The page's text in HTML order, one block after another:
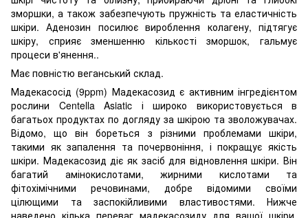
зморшки, а також забезпечують пружність та еластичність
шкіри. Аденозин посилює вироблення колагену, підтягує
шкіру, сприяє зменшенню кількості зморшок, гальмує
процеси в'янення..
Має повністю веганський склад.
Мадекасосід (9ppm) Мадекасозид є активним інгредієнтом
рослини Centella Asiatic і широко використовується в
багатьох продуктах по догляду за шкірою та зволожувачах.
Відомо, що він бореться з різними проблемами шкіри,
такими як запалення та почервоніння, і покращує якість
шкіри. Мадекасозид діє як засіб для відновлення шкіри. Він
багатий амінокислотами, жирними кислотами та
фітохімічними речовинами, добре відомими своїми
цілющими та заспокійливими властивостями. Нижче
наведено кілька переваг мадекасозиду для вашої шкіри.